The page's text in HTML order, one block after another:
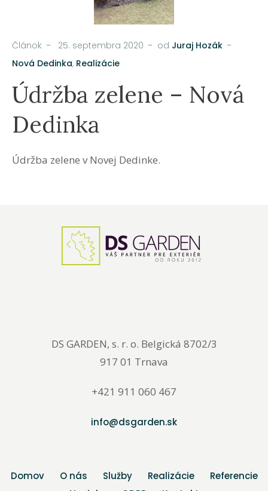
Článok 25. septembra 2020 od Juraj Hozák
Nová Dedinka, Realizácie
Údržba zelene – Nová
Dedinka
Údržba zelene v Novej Dedinke.
DS GARDEN, s. r. o. Belgická 8702/3
917 01 Trnava
+421 911 060 467
info@dsgarden.sk
Domov O nás Služby Realizácie
Referencie